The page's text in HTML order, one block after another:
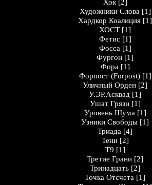
Хок [2]
Художники Слова [1]
Хардкор Коалиция [1]
ХОСТ [1]
Фетис [1]
Фосса [1]
Фургон [1]
Фора [1]
Форпост (Forpost) [1]
Уличный Орден [2]
У.ЭР.Асквад [1]
Ушат Грязи [1]
Уровень Шума [1]
Узники Свободы [1]
Триада [4]
Тени [2]
Т9 [1]
Третие Грани [2]
Тринадцать [2]
Точка Отсчета [1]